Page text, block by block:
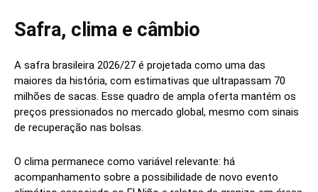
Safra, clima e câmbio
A safra brasileira 2026/27 é projetada como uma das
maiores da história, com estimativas que ultrapassam 70
milhões de sacas. Esse quadro de ampla oferta mantém os
preços pressionados no mercado global, mesmo com sinais
de recuperação nas bolsas.
O clima permanece como variável relevante: há
acompanhamento sobre a possibilidade de novo evento